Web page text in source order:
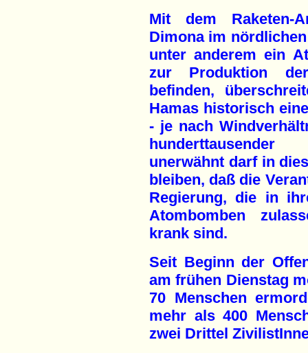
Mit dem Raketen-
Dimona im
unter anderem ein
zur Produktion
befinden,
Hamas historisch
- je nach
unerwähnt darf in
bleiben, daß die
Regierung, die in
Atombomben
krank sind.
Seit Beginn der
am frühen Dienstag
70 Menschen
mehr als 400
zwei Drittel